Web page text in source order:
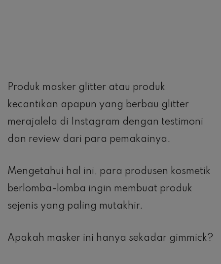
Produk masker glitter atau produk
kecantikan apapun yang berbau glitter
merajalela di Instagram dengan testimoni
dan review dari para pemakainya.
Mengetahui hal ini, para produsen kosmetik
berlomba-lomba ingin membuat produk
sejenis yang paling mutakhir.
Apakah masker ini hanya sekadar gimmick?